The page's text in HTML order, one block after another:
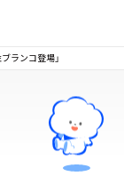
ランコ登場」